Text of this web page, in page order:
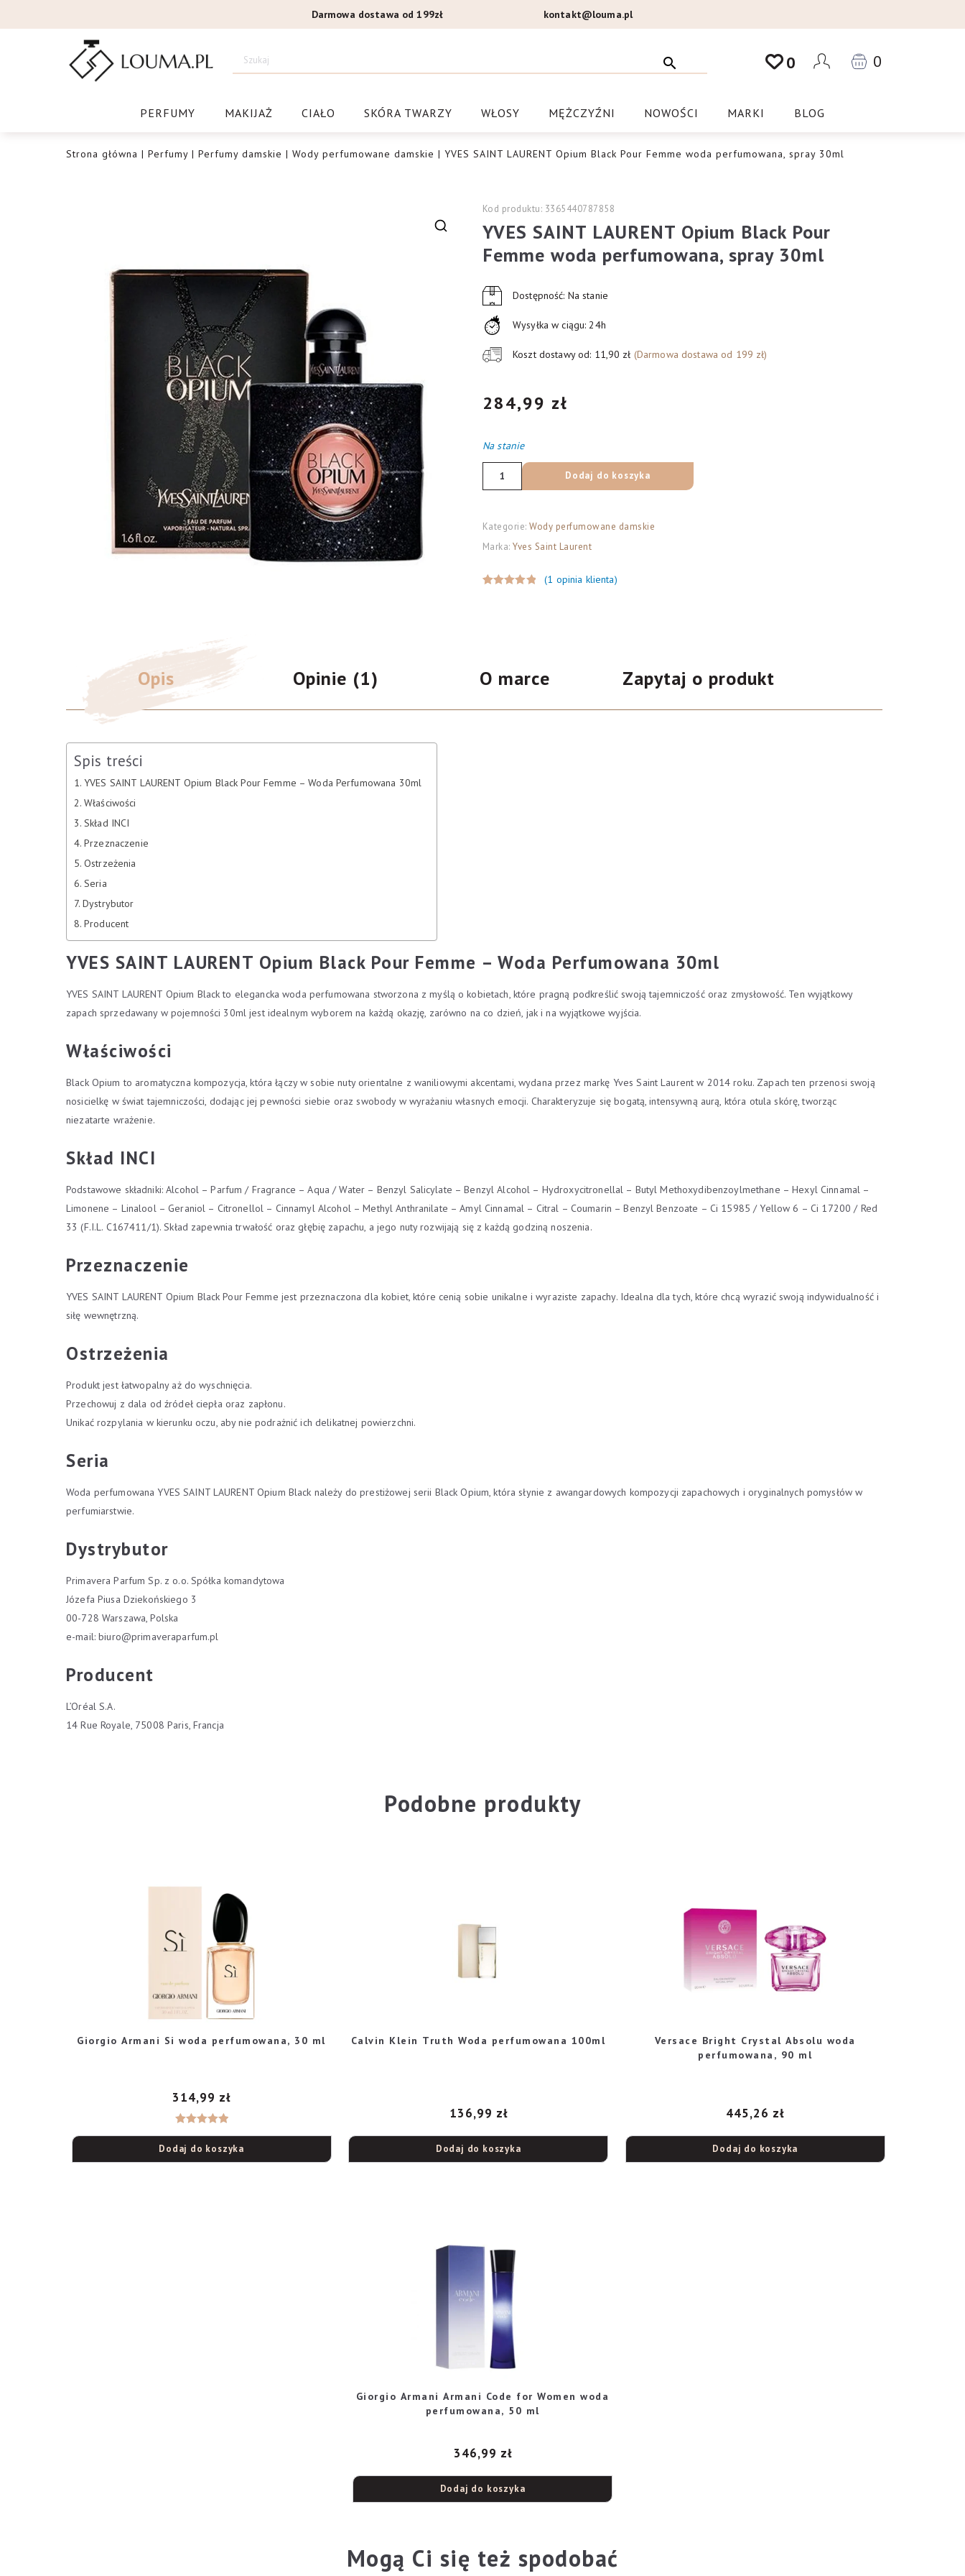
do
Darmowa dostawa od 199zł kontakt@louma.pl
Drogeria Louma.pl 0 0
PERFUMY MAKIJAŻ CIAŁO SKÓRA TWARZY WŁOSY MĘŻCZYŹNI NOWOŚCI MARKI BLOG
Strona główna | Perfumy | Perfumy damskie | Wody perfumowane damskie | YVES SAINT LAURENT Opium Black Pour Femme woda perfumowana, spray 30ml
Kod produktu: 3365440787858
YVES SAINT LAURENT Opium Black Pour
Femme woda perfumowana, spray 30ml
klienta
(1 opinia klienta)
Dostępność: Na stanie
Wysyłka w ciągu: 24h
Koszt dostawy od: 11,90 zł (Darmowa dostawa od 199 zł)
284,99 zł
Na stanie
ilość
YVES
LAURENT
Opium
Pour
30ml
Dodaj do koszyka
Kategorie:Wody perfumowane damskie
Marka:Yves Saint Laurent
Opis Opinie (1) O marce Zapytaj o produkt
Spis treści
YVES SAINT LAURENT Opium Black Pour Femme – Woda Perfumowana 30ml
Właściwości
Skład INCI
Przeznaczenie
Ostrzeżenia
Seria
Dystrybutor
Producent
YVES SAINT LAURENT Opium Black Pour Femme – Woda Perfumowana 30ml
YVES SAINT LAURENT Opium Black to elegancka woda perfumowana stworzona z myślą o kobietach, które pragną podkreślić swoją tajemniczość oraz zmysłowość. Ten wyjątkowy
zapach sprzedawany w pojemności 30ml jest idealnym wyborem na każdą okazję, zarówno na co dzień, jak i na wyjątkowe wyjścia.
Właściwości
Black Opium to aromatyczna kompozycja, która łączy w sobie nuty orientalne z waniliowymi akcentami, wydana przez markę Yves Saint Laurent w 2014 roku. Zapach ten przenosi swoją
nosicielkę w świat tajemniczości, dodając jej pewności siebie oraz swobody w wyrażaniu własnych emocji. Charakteryzuje się bogatą, intensywną aurą, która otula skórę, tworząc
niezatarte wrażenie.
Skład INCI
Podstawowe składniki: Alcohol – Parfum / Fragrance – Aqua / Water – Benzyl Salicylate – Benzyl Alcohol – Hydroxycitronellal – Butyl Methoxydibenzoylmethane – Hexyl Cinnamal –
Limonene – Linalool – Geraniol – Citronellol – Cinnamyl Alcohol – Methyl Anthranilate – Amyl Cinnamal – Citral – Coumarin – Benzyl Benzoate – Ci 15985 / Yellow 6 – Ci 17200 / Red
33 (F.I.L. C167411/1). Skład zapewnia trwałość oraz głębię zapachu, a jego nuty rozwijają się z każdą godziną noszenia.
Przeznaczenie
YVES SAINT LAURENT Opium Black Pour Femme jest przeznaczona dla kobiet, które cenią sobie unikalne i wyraziste zapachy. Idealna dla tych, które chcą wyrazić swoją indywidualność i
siłę wewnętrzną.
Ostrzeżenia
Produkt jest łatwopalny aż do wyschnięcia.
Przechowuj z dala od źródeł ciepła oraz zapłonu.
Unikać rozpylania w kierunku oczu, aby nie podrażnić ich delikatnej powierzchni.
Seria
Woda perfumowana YVES SAINT LAURENT Opium Black należy do prestiżowej serii Black Opium, która słynie z awangardowych kompozycji zapachowych i oryginalnych pomysłów w
perfumiarstwie.
Dystrybutor
Primavera Parfum Sp. z o.o. Spółka komandytowa
Józefa Piusa Dziekońskiego 3
00-728 Warszawa, Polska
e-mail:biuro@primaveraparfum.pl
Producent
L’Oréal S.A.
14 Rue Royale, 75008 Paris, Francja
Podobne produkty
Giorgio Armani Si woda perfumowana, 30 ml
5.00na 5
314,99 zł
Dodaj do koszyka
Calvin Klein Truth Woda perfumowana 100ml
136,99 zł
Dodaj do koszyka
Versace Bright Crystal Absolu woda
perfumowana, 90 ml
445,26 zł
Dodaj do koszyka
Giorgio Armani Armani Code for Women woda
perfumowana, 50 ml
346,99 zł
Dodaj do koszyka
Mogą Ci się też spodobać